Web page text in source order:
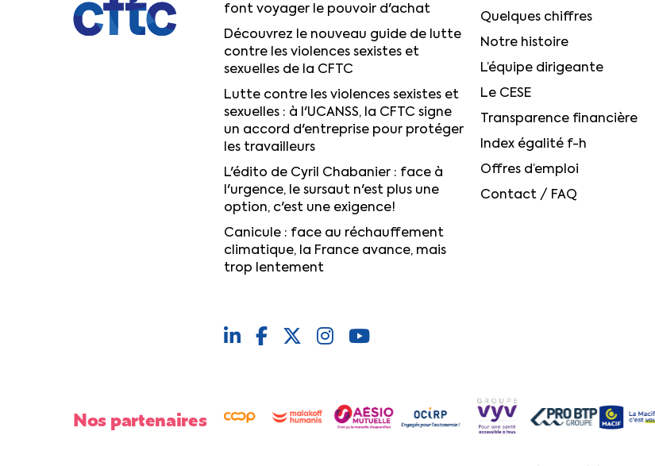
font voyager le pouvoir d'achat
Découvrez le nouveau guide de lutte
contre les violences sexistes et
sexuelles de la CFTC
Lutte contre les violences sexistes et
sexuelles : à l'UCANSS, la CFTC signe
un accord d'entreprise pour protéger
les travailleurs
L'édito de Cyril Chabanier : face à
l'urgence, le sursaut n'est plus une
option, c'est une exigence!
Canicule : face au réchauffement
climatique, la France avance, mais
trop lentement
Quelques chiffres
Notre histoire
L’équipe dirigeante
Le CESE
Transparence financière
Index égalité f-h
Offres d’emploi
Contact / FAQ
Nos partenaires